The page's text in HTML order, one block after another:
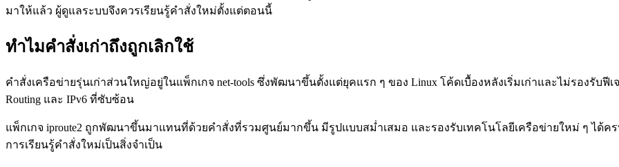
มาให้แล้ว ผู้ดูแลระบบจึงควรเรียนรู้คำสั่งใหม่ตั้งแต่ตอนนี้
ทำไมคำสั่งเก่าถึงถูกเลิกใช้
คำสั่งเครือข่ายรุ่นเก่าส่วนใหญ่อยู่ในแพ็กเกจ net-tools ซึ่งพัฒนาขึ้นตั้งแต่ยุคแรก ๆ ของ Linux โค้ดเบื้องหลังเริ่มเก่าและไม่รองรับฟีเจ
Routing และ IPv6 ที่ซับซ้อน
แพ็กเกจ iproute2 ถูกพัฒนาขึ้นมาแทนที่ด้วยคำสั่งที่รวมศูนย์มากขึ้น มีรูปแบบสม่ำเสมอ และรองรับเทคโนโลยีเครือข่ายใหม่ ๆ ได้ค
การเรียนรู้คำสั่งใหม่เป็นสิ่งจำเป็น